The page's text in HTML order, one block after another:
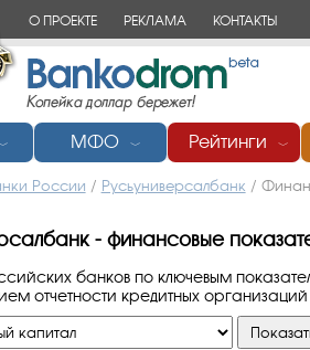
О ПРОЕКТЕ РЕКЛАМА КОНТАКТЫ
МФО ﹀ Рейтинги ﹀
России / Русьуниверсалбанк /
- финансовые
банков по ключевым
отчетности кредитных